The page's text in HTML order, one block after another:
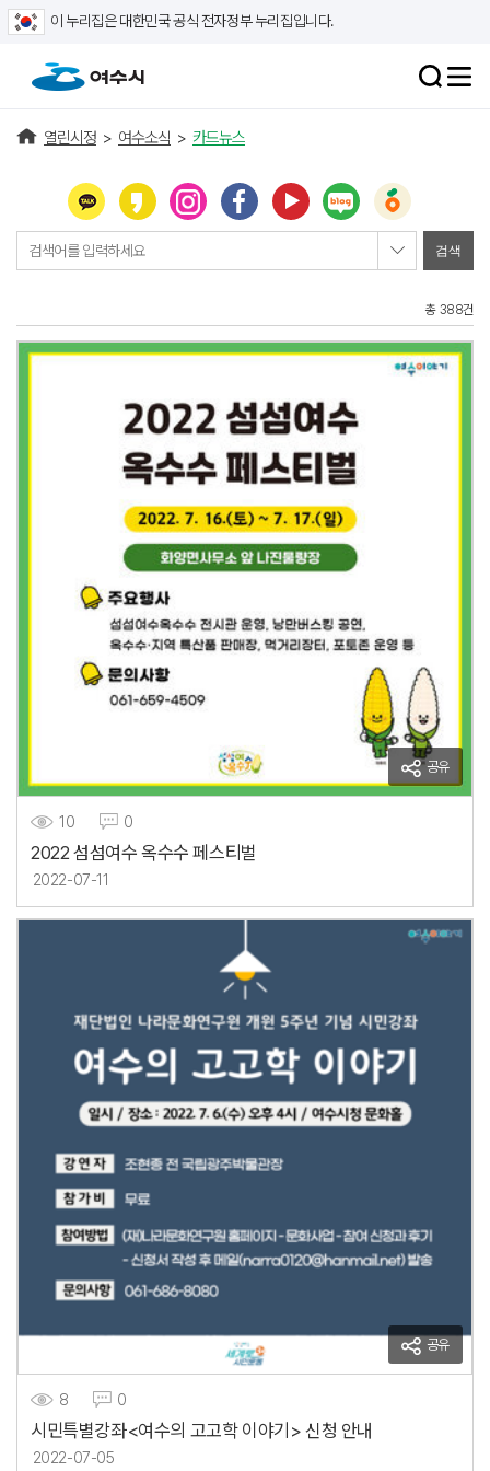
이 누리집은 대한민국 공식 전자정부 누리집입니다.
열린시정 > 여수소식 > 카드뉴스
검색어를 입력하세요
총 388건
공유
10 0
2022 섬섬여수 옥수수 페스티벌
2022-07-11
공유
8 0
시민특별강좌<여수의 고고학 이야기> 신청 안내
2022-07-05